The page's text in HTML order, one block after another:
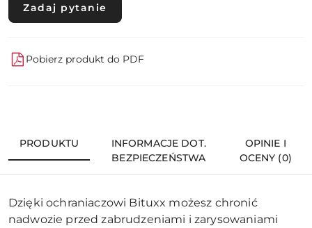
Zadaj pytanie
Pobierz produkt do PDF
PRODUKTU
INFORMACJE DOT.
BEZPIECZEŃSTWA
OPINIE I
OCENY (0)
Dzięki ochraniaczowi Bituxx możesz chronić
nadwozie przed zabrudzeniami i zarysowaniami